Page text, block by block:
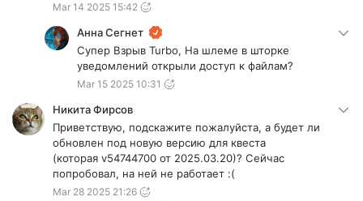
Mar 14 2025 15:42
Анна Сегнет
Супер Взрыв Turbo, На шлеме в шторке
уведомлений открыли доступ к файлам?
Mar 15 2025 10:31
Никита Фирсов
Приветствую, подскажите пожалуйста, а будет ли
обновлен под новую версию для квеста
(которая v54744700 от 2025.03.20)? Сейчас
попробовал, на ней не работает :(
Mar 28 2025 21:26